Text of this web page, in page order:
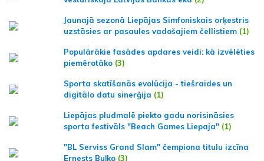
Jaunajā sezonā Liepājas Simfoniskais orķestris
uzstāsies ar pasaules vadošajiem čellistiem (1)
Populārākie fasādes apdares veidi: kā izvēlēties
piemērotāko (3)
Sporta skatīšanās evolūcija - tiešraides un
digitālo datu sinerģija (1)
Liepājas pludmalē piekto gadu norisināsies
sporta festivāls "Beach Games Liepaja" (1)
"BL Serviss Grand Slam" čempiona titulu izcīna
Ernests Buļko (3)